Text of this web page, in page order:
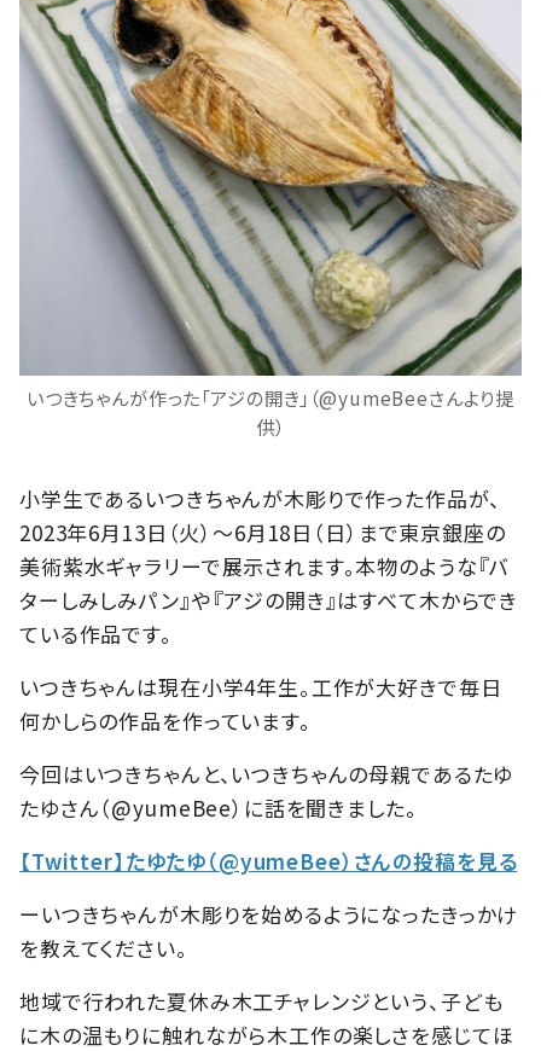
いつきちゃんが作った「アジの開き」（@yumeBeeさんより提
供）
小学生であるいつきちゃんが木彫りで作った作品が、
2023年6月13日（火）～6月18日（日）まで東京銀座の
美術紫水ギャラリーで展示されます。本物のような『バ
ターしみしみパン』や『アジの開き』はすべて木からでき
ている作品です。
いつきちゃんは現在小学4年生。工作が大好きで毎日
何かしらの作品を作っています。
今回はいつきちゃんと、いつきちゃんの母親であるたゆ
たゆさん（@yumeBee）に話を聞きました。
【Twitter】たゆたゆ（@yumeBee）さんの投稿を見る
ーいつきちゃんが木彫りを始めるようになったきっかけ
を教えてください。
地域で行われた夏休み木工チャレンジという、子ども
に木の温もりに触れながら木工作の楽しさを感じてほ